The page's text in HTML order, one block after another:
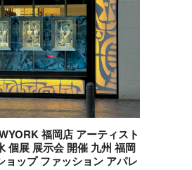
福岡店 アーティスト
個展 展示会 開催 九州 福岡
ョップ ファッション アパレ